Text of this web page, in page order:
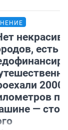
есть
2000
по
—